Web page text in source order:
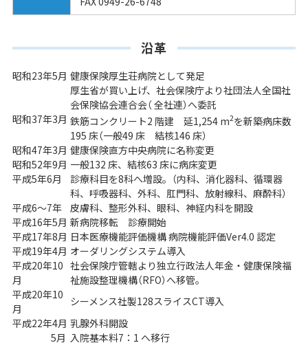
沿革
昭和23年5月 健康保険厚生荘病院として発足
厚生省が買い上げ、社会保険庁より社団法人全国社
会保険協会連合会（ 全社連）へ委託
昭和37年3月 鉄筋コンクリート2 階建 延1,254 m2を新築病床数
195 床（一般49 床 結核146 床）
昭和47年3月 健康保険直方中央病院に名称変更
昭和52年9月 一般132 床、結核63 床に病床変更
平成5年6月
診療科目を8科へ増設。（内科、消化器科、循環器
科、呼吸器科、外科、肛門科、放射線科、麻酔科）
平成6～7年
皮膚科、整形外科、眼科、神経内科を開設
平成16年5月 新病院移転 診療開始
平成17年8月 日本医療機能評価機構 病院機能評価Ver4.0 認定
平成19年4月 オーダリングシステム導入
平成20年10
月
社会保険庁管轄より独立行政法人年金・健康保険福
祉施設整理機構（RFO）へ移管。
平成20年10
月
シーメンス社製128スライスCT導入
平成22年4月 乳腺外科開設
5月 入院基本料7：1 へ移行